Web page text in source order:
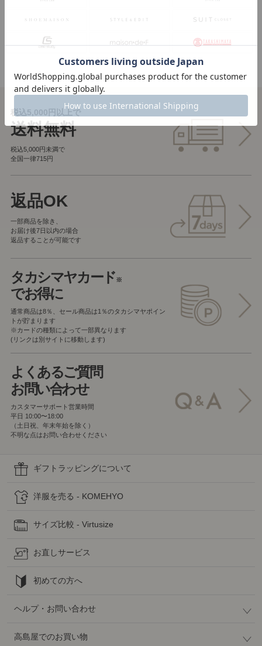
税込5,000円以上で
送料無料
税込5,000円未満で
全国一律715円
返品OK
一部商品を除き、
お届け後7日以内の場合
返品することが可能です
タカシマヤカード※
でお得に
通常商品は8％、セール商品は1％のタカシマヤポイン
トが貯まります
※カードの種類によって一部異なります
(リンクは別サイトに移動します)
よくあるご質問
お問い合わせ
カスタマーサポート営業時間
平日 10:00〜18:00
（土日祝、年末年始を除く）
不明な点はお問い合わせください
ギフトラッピングについて
洋服を売る - KOMEHYO
サイズ比較 - Virtusize
お直しサービス
初めての方へ
ヘルプ・お問い合わせ
高島屋でのお買い物